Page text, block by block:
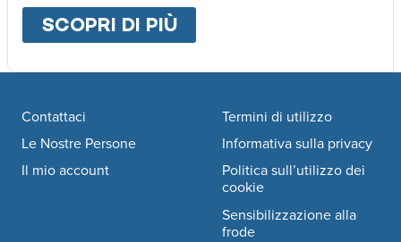
SCOPRI DI PIÙABOUT
Footer navigation
Contattaci
Le Nostre Persone
Il mio account
Termini di utilizzo
Informativa sulla privacy
Politica sull’utilizzo dei
cookie
Sensibilizzazione alla
frode